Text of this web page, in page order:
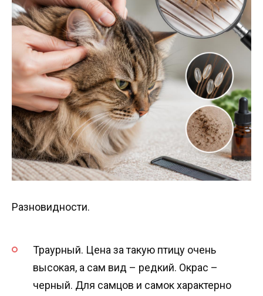
Разновидности.
Траурный. Цена за такую птицу очень
высокая, а сам вид – редкий. Окрас –
черный. Для самцов и самок характерно